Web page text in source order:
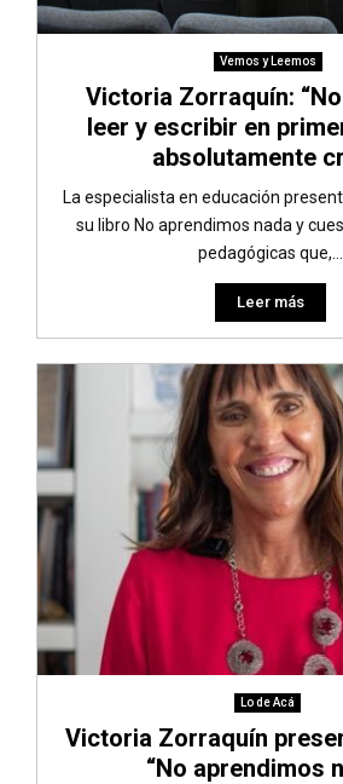
Vemos y Leemos
Victoria Zorraquín:
leer y escribir en
absolutamente
La especialista en educación
su libro No aprendimos nada y
pedagógicas que,...
Leer más
Lo de Acá
Victoria Zorraquín
“No aprendimos